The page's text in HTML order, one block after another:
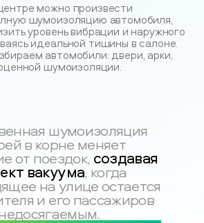
можно произвести
шумоизоляцию автомобиля,
уровень вибрации и наружного
идеальной тишины в салоне.
автомобили: двери, арки,
шумоизоляции.
шумоизоляция
в корне меняет
от поездок, создавая
вакуума, когда
на улице остается
и его пассажиров